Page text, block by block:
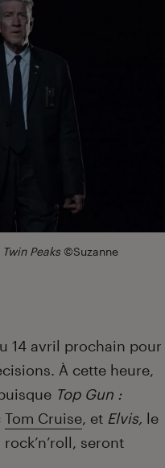
Twin Peaks ©Suzanne
14 avril prochain pour
À cette heure,
Top Gun :
Tom Cruise, et Elvis, le
seront